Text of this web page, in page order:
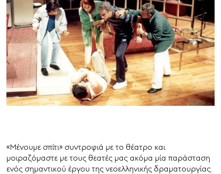
«Μένουμε σπίτι» συντροφιά με το θέατρο και
μοιραζόμαστε με τους θεατές μας ακόμα μία παράσταση
ενός σημαντικού έργου της νεοελληνικής δραματουργίας.